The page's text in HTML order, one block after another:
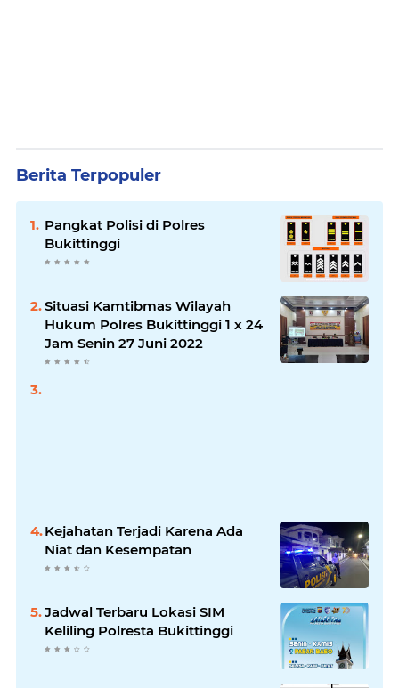
Berita Terpopuler
Pangkat Polisi di Polres
Bukittinggi
Situasi Kamtibmas Wilayah
Hukum Polres Bukittinggi 1 x 24
Jam Senin 27 Juni 2022
Kejahatan Terjadi Karena Ada
Niat dan Kesempatan
Jadwal Terbaru Lokasi SIM
Keliling Polresta Bukittinggi